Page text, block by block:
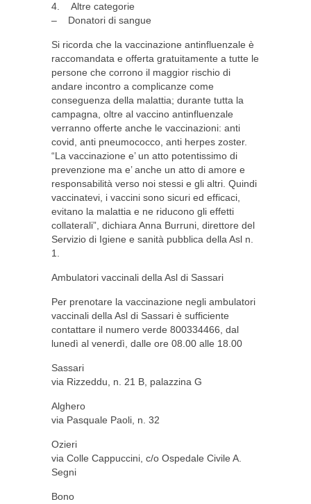
4. Altre categorie
– Donatori di sangue
Si ricorda che la vaccinazione antinfluenzale è
raccomandata e offerta gratuitamente a tutte le
persone che corrono il maggior rischio di
andare incontro a complicanze come
conseguenza della malattia; durante tutta la
campagna, oltre al vaccino antinfluenzale
verranno offerte anche le vaccinazioni: anti
covid, anti pneumococco, anti herpes zoster.
“La vaccinazione e’ un atto potentissimo di
prevenzione ma e’ anche un atto di amore e
responsabilità verso noi stessi e gli altri. Quindi
vaccinatevi, i vaccini sono sicuri ed efficaci,
evitano la malattia e ne riducono gli effetti
collaterali”, dichiara Anna Burruni, direttore del
Servizio di Igiene e sanità pubblica della Asl n.
1.
Ambulatori vaccinali della Asl di Sassari
Per prenotare la vaccinazione negli ambulatori
vaccinali della Asl di Sassari è sufficiente
contattare il numero verde 800334466, dal
lunedì al venerdì, dalle ore 08.00 alle 18.00
Sassari
via Rizzeddu, n. 21 B, palazzina G
Alghero
via Pasquale Paoli, n. 32
Ozieri
via Colle Cappuccini, c/o Ospedale Civile A.
Segni
Bono